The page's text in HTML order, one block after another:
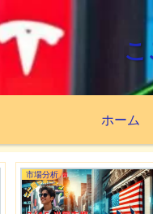
ホーム
市場分析